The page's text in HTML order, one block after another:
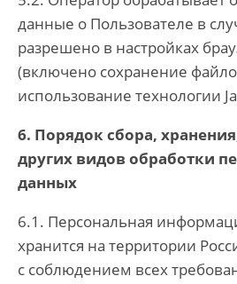
данные о Пользователе в
разрешено в настройках
(включено сохранение
использование технологии
6. Порядок сбора,
других видов обработки
данных
6.1. Персональная
хранится на территории
с соблюдением всех